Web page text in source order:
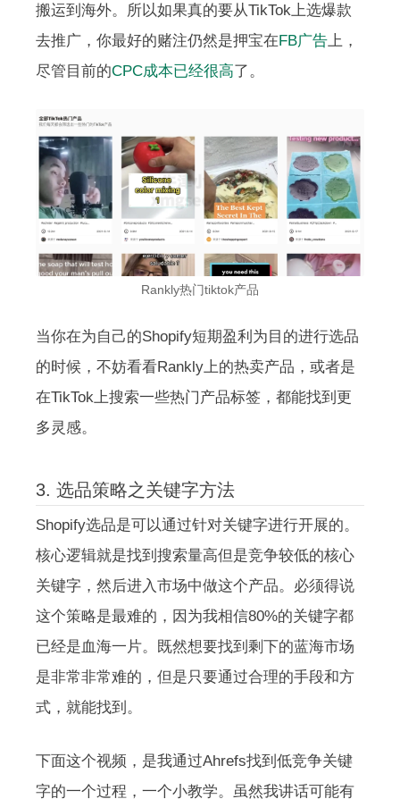
搬运到海外。所以如果真的要从TikTok上选爆款
去推广，你最好的赌注仍然是押宝在FB广告 上，
尽管目前的CPC成本已经很高了。
Rankly热门tiktok产品
当你在为自己的Shopify短期盈利为目的进行选品
的时候，不妨看看Rankly上的热卖产品，或者是
在TikTok上搜索一些热门产品标签，都能找到更
多灵感。
3. 选品策略之关键字方法
Shopify选品是可以通过针对关键字进行开展的。
核心逻辑就是找到搜索量高但是竞争较低的核心
关键字，然后进入市场中做这个产品。必须得说
这个策略是最难的，因为我相信80%的关键字都
已经是血海一片。既然想要找到剩下的蓝海市场
是非常非常难的，但是只要通过合理的手段和方
式，就能找到。
下面这个视频，是我通过Ahrefs找到低竞争关键
字的一个过程，一个小教学。虽然我讲话可能有